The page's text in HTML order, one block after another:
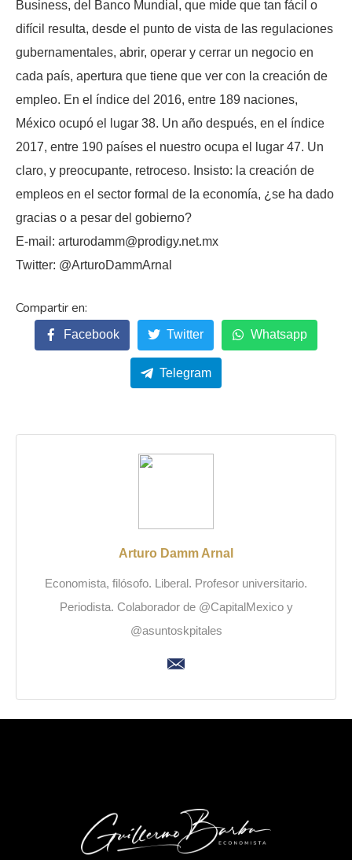
Business, del Banco Mundial, que mide que tan fácil o
difícil resulta, desde el punto de vista de las regulaciones
gubernamentales, abrir, operar y cerrar un negocio en
cada país, apertura que tiene que ver con la creación de
empleo. En el índice del 2016, entre 189 naciones,
México ocupó el lugar 38. Un año después, en el índice
2017, entre 190 países el nuestro ocupa el lugar 47. Un
claro, y preocupante, retroceso. Insisto: la creación de
empleos en el sector formal de la economía, ¿se ha dado
gracias o a pesar del gobierno?
E-mail: arturodamm@prodigy.net.mx
Twitter: @ArturoDammArnal
Facebook Twitter Whatsapp
Telegram
Arturo Damm Arnal
Economista, filósofo. Liberal. Profesor universitario.
Periodista. Colaborador de @CapitalMexico y
@asuntoskpitales